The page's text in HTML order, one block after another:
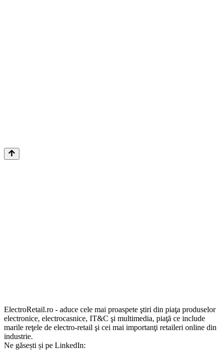
ElectroRetail.ro - aduce cele mai proaspete ştiri din piaţa produselor
electronice, electrocasnice, IT&C şi multimedia, piaţă ce include
marile reţele de electro-retail şi cei mai importanţi retaileri online din
industrie.
Ne găsești și pe LinkedIn: